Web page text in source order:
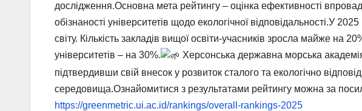
дослідження.Основна мета рейтингу – оцінка ефективності
обізнаності університетів щодо екологічної відповідальності.У
світу. Кількість закладів вищої освіти-учасників зросла майже на
університетів – на 30%.
Херсонська державна морська
підтвердивши свій внесок у розвиток сталого та екологічно
середовища.Ознайомитися з результатами рейтингу можна за
https://greenmetric.ui.ac.id/rankings/overall-rankings-2025